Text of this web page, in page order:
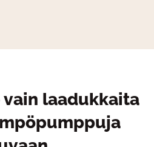
vain laadukkaita